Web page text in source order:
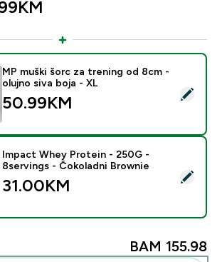
product - MP muški šorc za trening od
MP muški šorc za trening od 8cm -
olujno siva boja - XL
50.99KM‎
product - Impact Whey Protein - 250G -
Impact Whey Protein - 250G -
8servings - Čokoladni Brownie
31.00KM‎
BAM 155.98‎